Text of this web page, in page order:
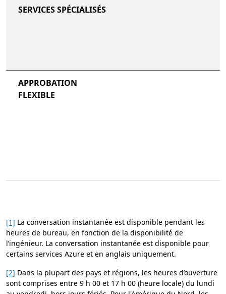
SERVICES SPÉCIALISÉS
APPROBATION
FLEXIBLE
[1] La conversation instantanée est disponible pendant les
heures de bureau, en fonction de la disponibilité de
l’ingénieur. La conversation instantanée est disponible pour
certains services Azure et en anglais uniquement.
[2] Dans la plupart des pays et régions, les heures d’ouverture
sont comprises entre 9 h 00 et 17 h 00 (heure locale) du lundi